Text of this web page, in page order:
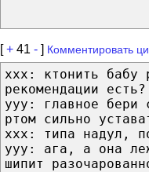
[+ 41 - ] Комментировать
xxx: ктонить бабу
рекомендации есть?
yyy: главное бери
ртом сильно
xxx: типа надул,
yyy: ага, а она
шипит